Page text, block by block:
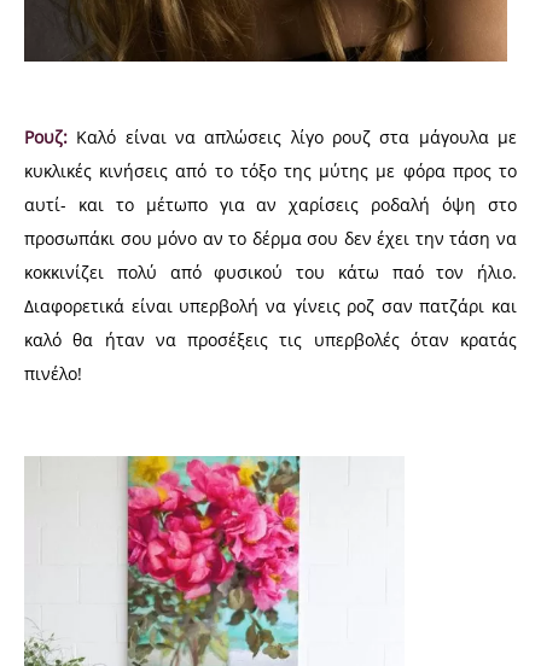
Ρουζ: Καλό είναι να απλώσεις λίγο ρουζ στα μάγουλα με
κυκλικές κινήσεις από το τόξο της μύτης με φόρα προς το
αυτί- και το μέτωπο για αν χαρίσεις ροδαλή όψη στο
προσωπάκι σου μόνο αν το δέρμα σου δεν έχει την τάση να
κοκκινίζει πολύ από φυσικού του κάτω παό τον ήλιο.
Διαφορετικά είναι υπερβολή να γίνεις ροζ σαν πατζάρι και
καλό θα ήταν να προσέξεις τις υπερβολές όταν κρατάς
πινέλο!